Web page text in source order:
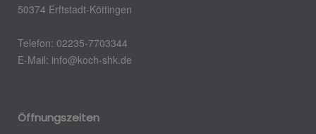
50374 Erftstadt-Köttingen
Telefon: 02235-7703344
E-Mail: info@koch-shk.de
Öffnungszeiten